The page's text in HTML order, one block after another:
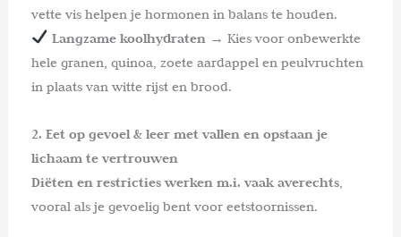
vette vis helpen je hormonen in balans te houden.
Langzame koolhydraten → Kies voor onbewerkte
hele granen, quinoa, zoete aardappel en peulvruchten
in plaats van witte rijst en brood.
2. Eet op gevoel & leer met vallen en opstaan je
lichaam te vertrouwen
Diëten en restricties werken m.i. vaak averechts,
vooral als je gevoelig bent voor eetstoornissen.